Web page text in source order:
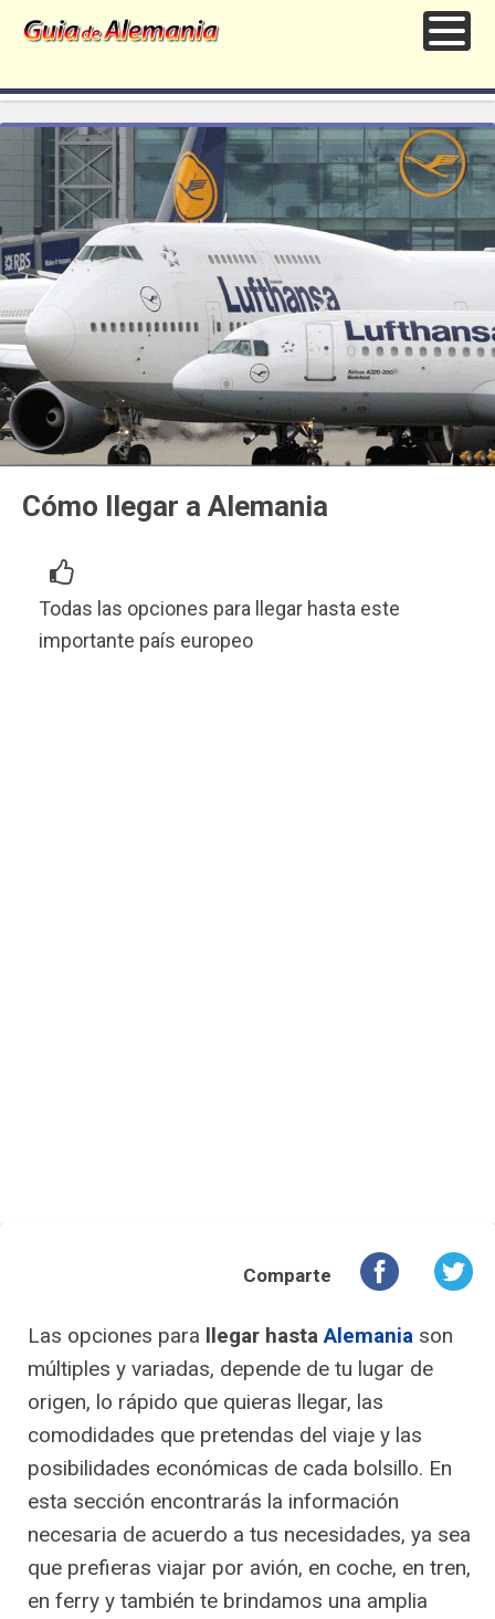
Cómo llegar a Alemania
Todas las opciones para llegar hasta este
importante país europeo
Comparte
Las opciones para llegar hastaAlemania son
múltiples y variadas, depende de tu lugar de
origen, lo rápido que quieras llegar, las
comodidades que pretendas del viaje y las
posibilidades económicas de cada bolsillo. En
esta sección encontrarás la información
necesaria de acuerdo a tus necesidades, ya sea
que prefieras viajar por avión, en coche, en tren,
en ferry y también te brindamos una amplia